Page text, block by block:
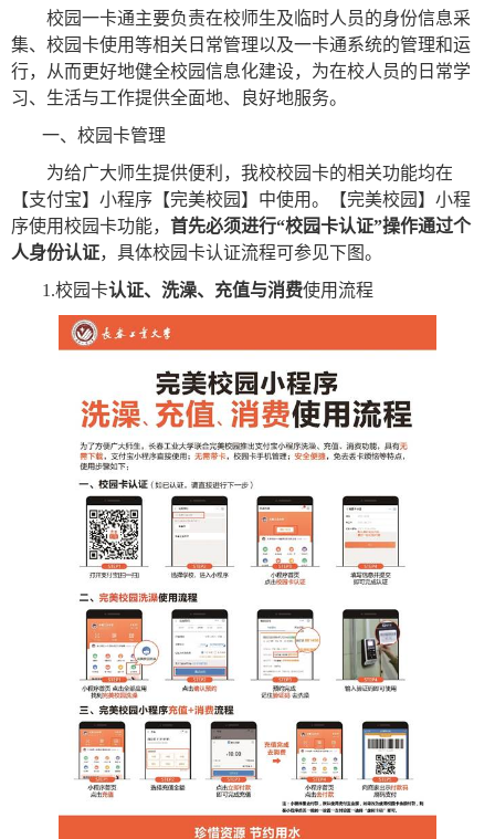
校园一卡通主要负责在校师生及临时人员的身份信息采
集、校园卡使用等相关日常管理以及一卡通系统的管理和运
行，从而更好地健全校园信息化建设，为在校人员的日常学
习、生活与工作提供全面地、良好地服务。
一、校园卡管理
为给广大师生提供便利，我校校园卡的相关功能均在
【支付宝】小程序【完美校园】中使用。【完美校园】小程
序使用校园卡功能， 首先必须进行“校园卡认证”操作通过个
人身份认证，具体校园卡认证流程可参见下图。
1.校园卡认证、洗澡、充值与消费使用流程